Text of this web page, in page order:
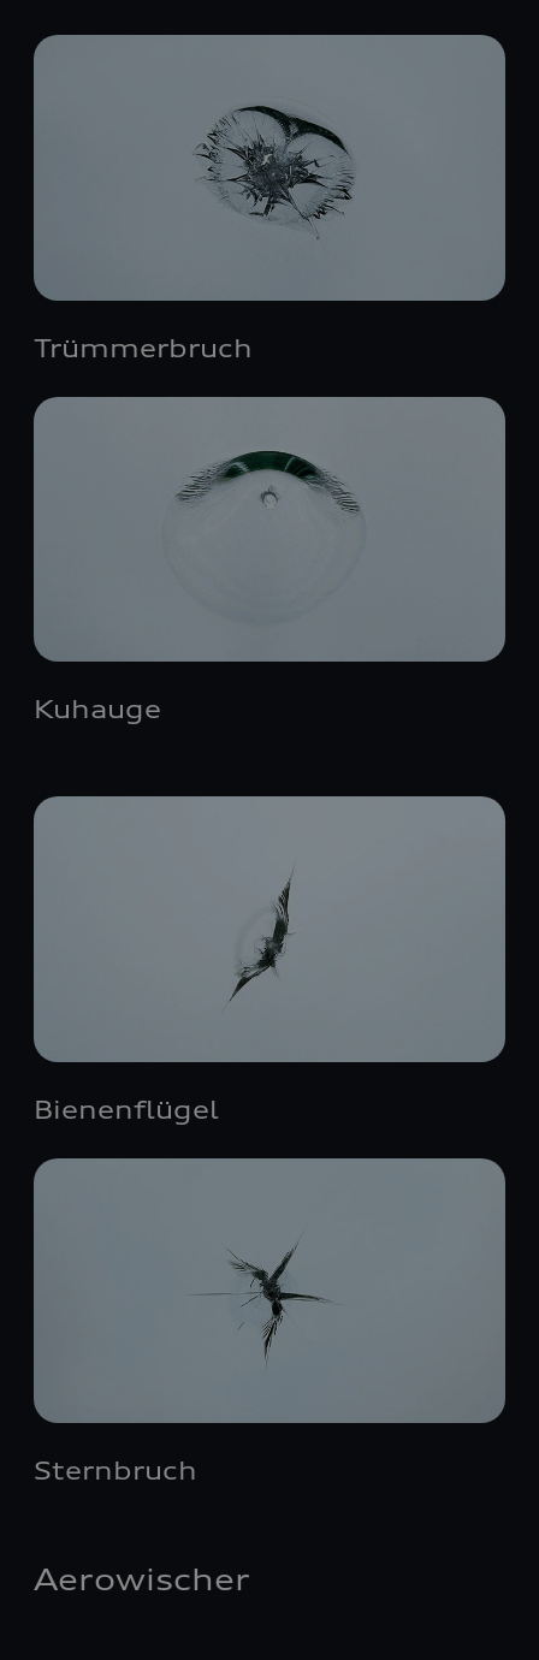
Trümmerbruch
Kuhauge
Bienenflügel
Sternbruch
Aerowischer